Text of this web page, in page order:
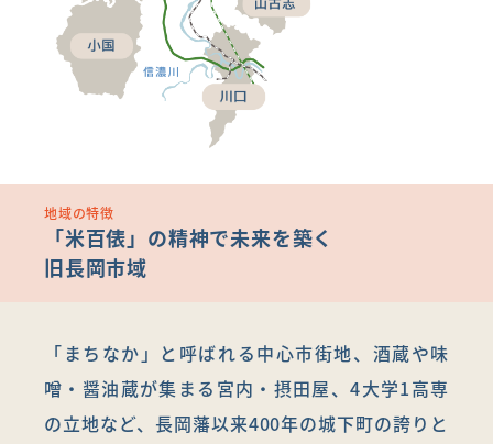
地域の特徴
「米百俵」の精神で未来を築く
旧長岡市域
「まちなか」と呼ばれる中心市街地、酒蔵や味
噌・醤油蔵が集まる宮内・摂田屋、4大学1高専
の立地など、長岡藩以来400年の城下町の誇りと